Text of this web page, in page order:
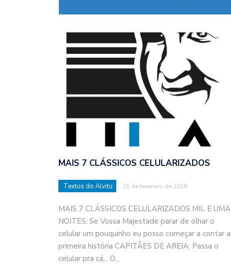
MAIS 7 CLÁSSICOS CELULARIZADOS
Textos do Alvito 21 de fevereiro de 2018
MAIS 7 CLÁSSICOS CELULARIZADOS MIL E UMA
NOITES: Se Vossa Majestade parar de olhar o
celular um pouquinho eu posso começar a contar a
primeira história CAPITÃES DE AREIA: Passa o
celular pra cá... O…